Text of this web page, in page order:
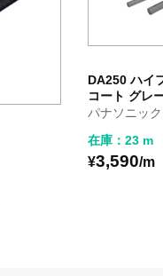
DA250 ハイ
コート グレ
パナソニッ
在庫：23 m
¥3,590/m